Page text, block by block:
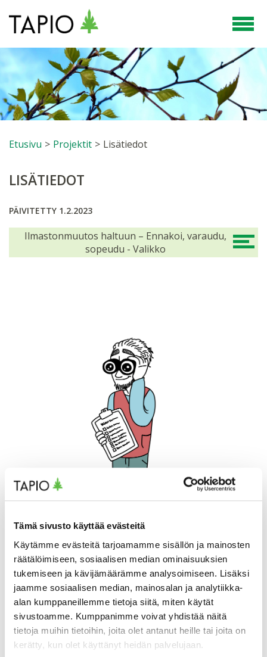
Tämä sivusto käyttää evästeitä
Käytämme evästeitä tarjoamamme sisällön ja mainosten
räätälöimiseen, sosiaalisen median ominaisuuksien
tukemiseen ja kävijämäärämme analysoimiseen. Lisäksi
jaamme sosiaalisen median, mainosalan ja analytiikka-
alan kumppaneillemme tietoja siitä, miten käytät
sivustoamme. Kumppanimme voivat yhdistää näitä
tietoja muihin tietoihin, joita olet antanut heille tai joita on
kerätty, kun olet käyttänyt heidän palvelujaan.
Etusivu > Projektit > Lisätiedot
LISÄTIEDOT
PÄIVITETTY 1.2.2023
Ole meihin yhteydessä, kun tarvitset
asiantuntijakommentteja esimerkiksi jäsenlehden
artikkeliin tai sinulla on jotain toimialaa erityisesti
koskeva kysymys ilmastonmuutokseen
sopeutumisesta. Ohjaamme sinut eteenpäin oikean
tahon puoleen. Vastauksia tarjoavat esimerkiksi
Kansallisen ilmastonmuutokseen
sopeutumissuunnitelman seurantaryhmän
Ilmastonmuutos haltuun – Ennakoi, varaudu,
sopeudu - Valikko